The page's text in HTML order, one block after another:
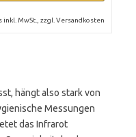
inkl. MwSt., zzgl. Versandkosten
hängt also stark von
Messungen
das Infrarot